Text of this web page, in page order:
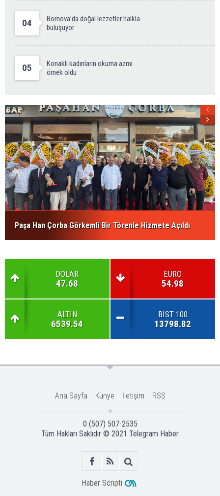
04
Bornova’da doğal lezzetler halkla
buluşuyor
05
Konaklı kadınların okuma azmi
örnek oldu
Paşa Han Çorba Görkemli Bir Törenle Hizmete Açıldı
DOLAR
47.68
EURO
54.98
ALTIN
6539.54
BIST 100
13798.82
Ana Sayfa Künye İletişim RSS
0 (507) 507-2535
Tüm Hakları Saklıdır © 2021 Telegram Haber
Haber Scripti